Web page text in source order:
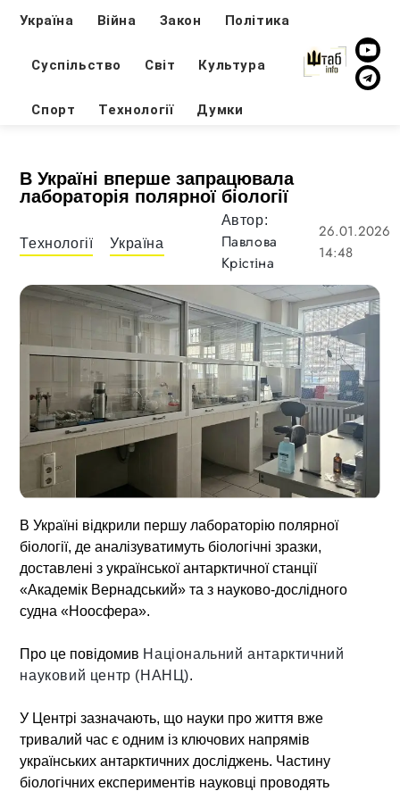
Україна Війна Закон Політика
Суспільство Світ Культура
Спорт Технології Думки
В Україні вперше запрацювала
лабораторія полярної біології
Технології Україна
Автор:
Павлова
Крістіна
26.01.2026
14:48
В Україні відкрили першу лабораторію полярної
біології, де аналізуватимуть біологічні зразки,
доставлені з української антарктичної станції
«Академік Вернадський» та з науково-дослідного
судна «Ноосфера».
Про це повідомив Національний антарктичний
науковий центр (НАНЦ).
У Центрі зазначають, що науки про життя вже
тривалий час є одним із ключових напрямів
українських антарктичних досліджень. Частину
біологічних експериментів науковці проводять